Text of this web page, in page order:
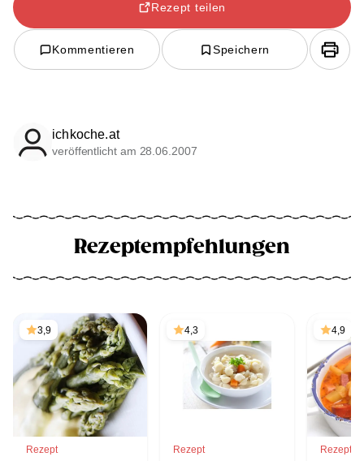
Rezept teilen
Kommentieren Speichern
ichkoche.at
veröffentlicht am 28.06.2007
Rezeptempfehlungen
3,9
Rezept
4,3
Rezept
4,9
Rezept